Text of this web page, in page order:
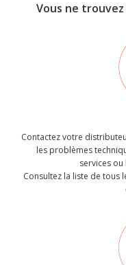
Vous ne trouvez
Contactez votre
les problèmes
services
Consultez la liste de tous